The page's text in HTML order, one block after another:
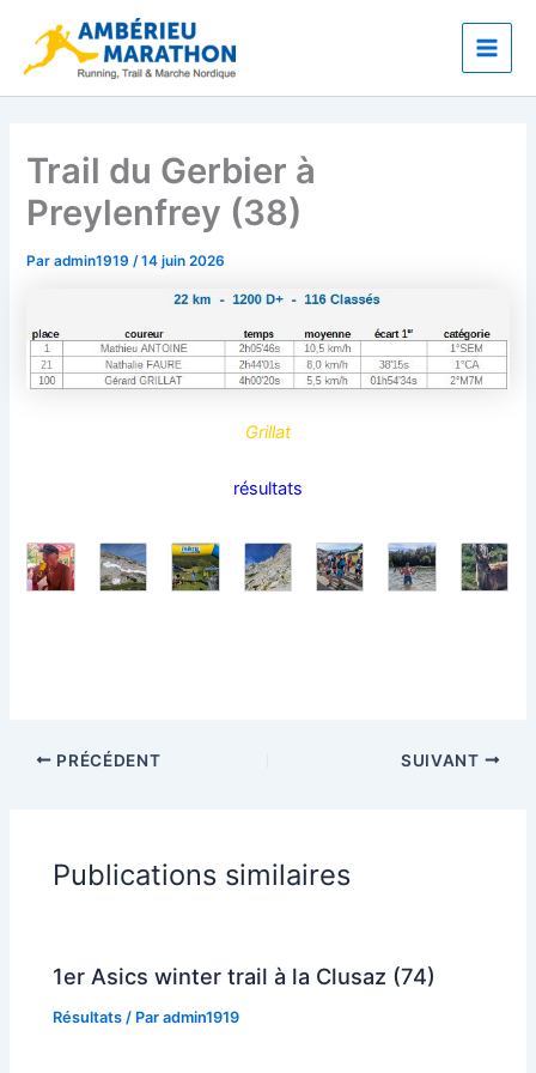
contenu
Main
Trail du Gerbier à
Preylenfrey (38)
Paradmin1919/14 juin 2026
Grillat
résultats
PRÉCÉDENT SUIVANT
Publications similaires
1er Asics winter trail à la Clusaz (74)
Résultats / Paradmin1919